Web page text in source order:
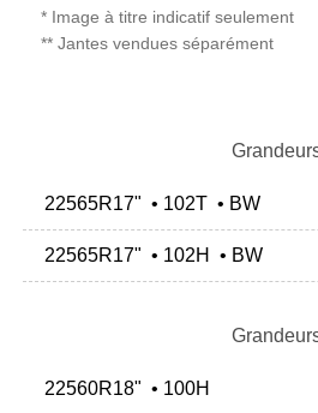
* Image à titre indicatif seulement
** Jantes vendues séparément
22565R17" • 102T • BW
22565R17" • 102H • BW
22560R18" • 100H